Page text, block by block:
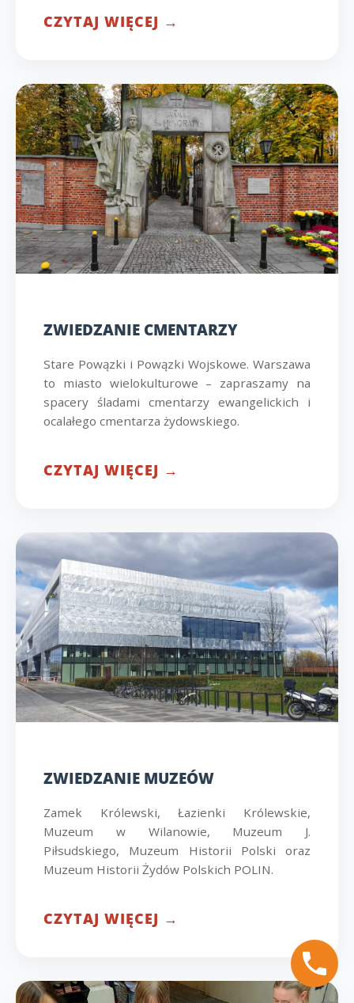
CZYTAJ WIĘCEJ →
ZWIEDZANIE CMENTARZY
Stare Powązki i Powązki Wojskowe. Warszawa
to miasto wielokulturowe – zapraszamy na
spacery śladami cmentarzy ewangelickich i
ocalałego cmentarza żydowskiego.
CZYTAJ WIĘCEJ →
ZWIEDZANIE MUZEÓW
Zamek Królewski, Łazienki Królewskie,
Muzeum w Wilanowie, Muzeum J.
Piłsudskiego, Muzeum Historii Polski oraz
Muzeum Historii Żydów Polskich POLIN.
CZYTAJ WIĘCEJ →